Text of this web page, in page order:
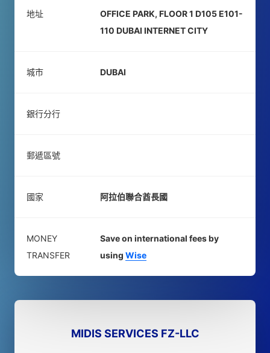
地址
OFFICE PARK, FLOOR 1 D105 E101-
110 DUBAI INTERNET CITY
城市 DUBAI
銀行分行
郵遞區號
國家 阿拉伯聯合酋長國
MONEY
TRANSFER
Save on international fees by
using Wise
MIDIS SERVICES FZ-LLC